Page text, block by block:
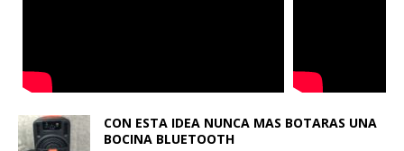
CON ESTA IDEA NUNCA MAS BOTARAS UNA
BOCINA BLUETOOTH